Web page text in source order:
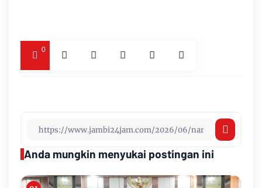
0
Anda mungkin menyukai postingan ini